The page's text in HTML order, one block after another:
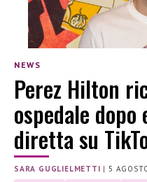
NEWS
Perez Hilton
ospedale
diretta su
SARA GUGLIELMETTI |5